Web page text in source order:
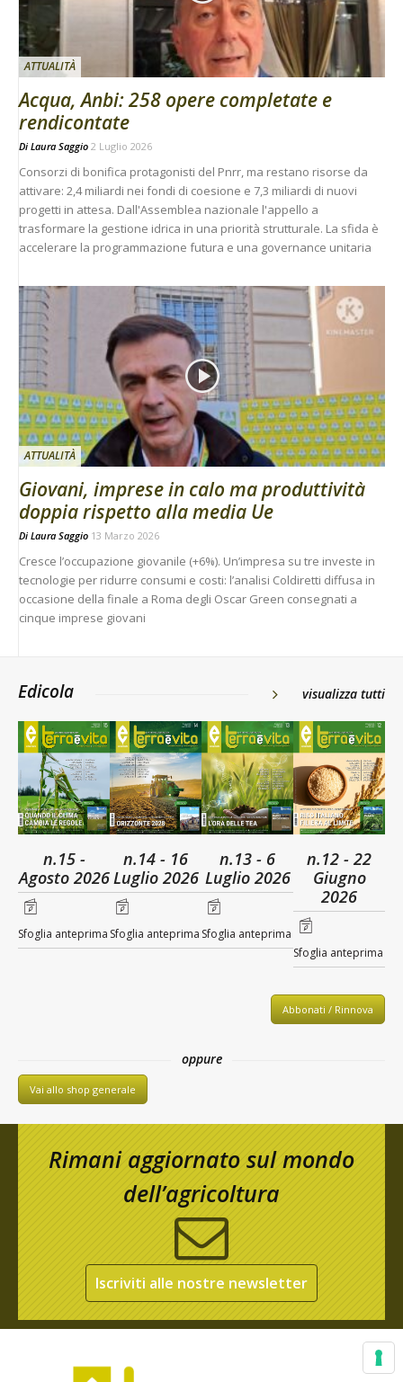
ATTUALITÀ
Acqua, Anbi: 258 opere completate e
rendicontate
Di Laura Saggio 2 Luglio 2026
Consorzi di bonifica protagonisti del Pnrr, ma restano risorse da
attivare: 2,4 miliardi nei fondi di coesione e 7,3 miliardi di nuovi
progetti in attesa. Dall'Assemblea nazionale l'appello a
trasformare la gestione idrica in una priorità strutturale. La sfida è
accelerare la programmazione futura e una governance unitaria
ATTUALITÀ
Giovani, imprese in calo ma produttività
doppia rispetto alla media Ue
Di Laura Saggio 13 Marzo 2026
Cresce l’occupazione giovanile (+6%). Un’impresa su tre investe in
tecnologie per ridurre consumi e costi: l’analisi Coldiretti diffusa in
occasione della finale a Roma degli Oscar Green consegnati a
cinque imprese giovani
Edicola visualizza tutti
n.15 -
Agosto 2026
Sfoglia anteprima
n.14 - 16
Luglio 2026
Sfoglia anteprima
n.13 - 6
Luglio 2026
Sfoglia anteprima
n.12 - 22
Giugno
2026
Sfoglia anteprima
Abbonati / Rinnova
oppure
Vai allo shop generale
Rimani aggiornato sul mondo
dell’agricoltura
Iscriviti alle nostre newsletter